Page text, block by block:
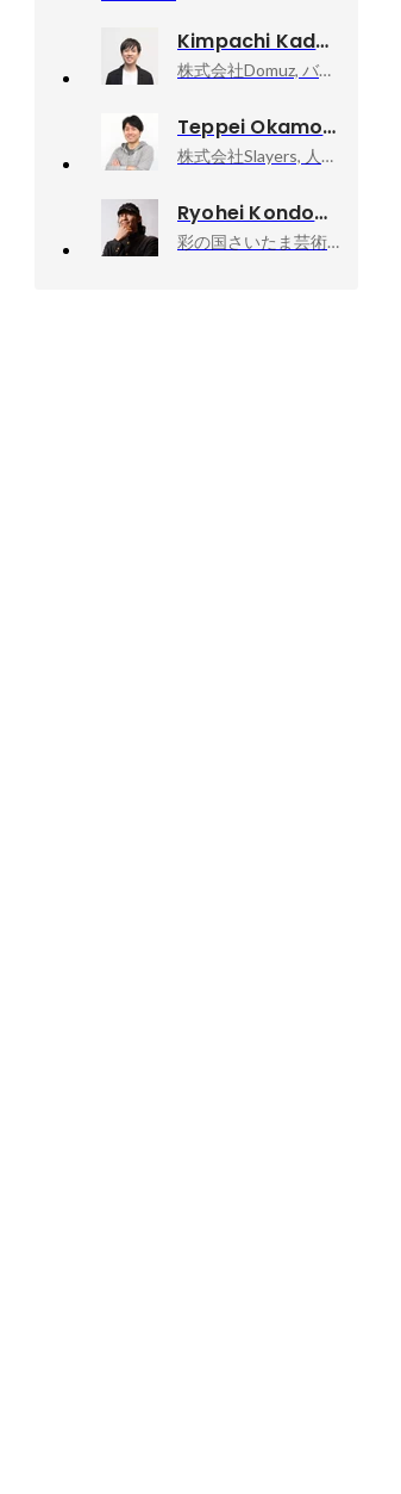
Kimpachi Kadoike
株式会社Domuz, バックオフィス
Teppei Okamoto
株式会社Slayers, 人事顧問
Ryohei Kondo
彩の国さいたま芸術劇場, 次期芸術監督